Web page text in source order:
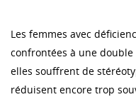
Les femmes avec
confrontées à une
elles souffrent de
réduisent encore trop